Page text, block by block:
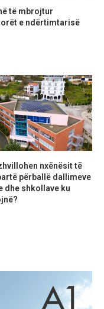
të mbrojtur
e ndërtimtarisë
nxënësit të
përballë dallimeve
dhe shkollave ku